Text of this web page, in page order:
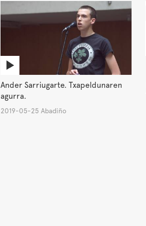
Ander Sarriugarte. Txapeldunaren
agurra.
2019-05-25 Abadiño